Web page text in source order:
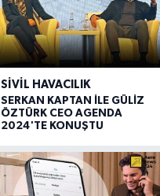
SIVIL HAVACILIK
SERKAN KAPTAN İLE GÜLİZ
ÖZTÜRK CEO AGENDA
2024'TE KONUŞTU